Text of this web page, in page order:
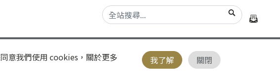
意我們使用 cookies，關於更多
我了解 關閉